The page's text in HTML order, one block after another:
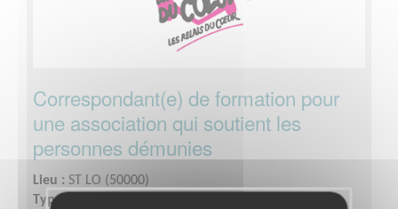
Correspondant(e) de formation pour
une association qui soutient les
personnes démunies
Lieu : ST LO (50000)
Type :